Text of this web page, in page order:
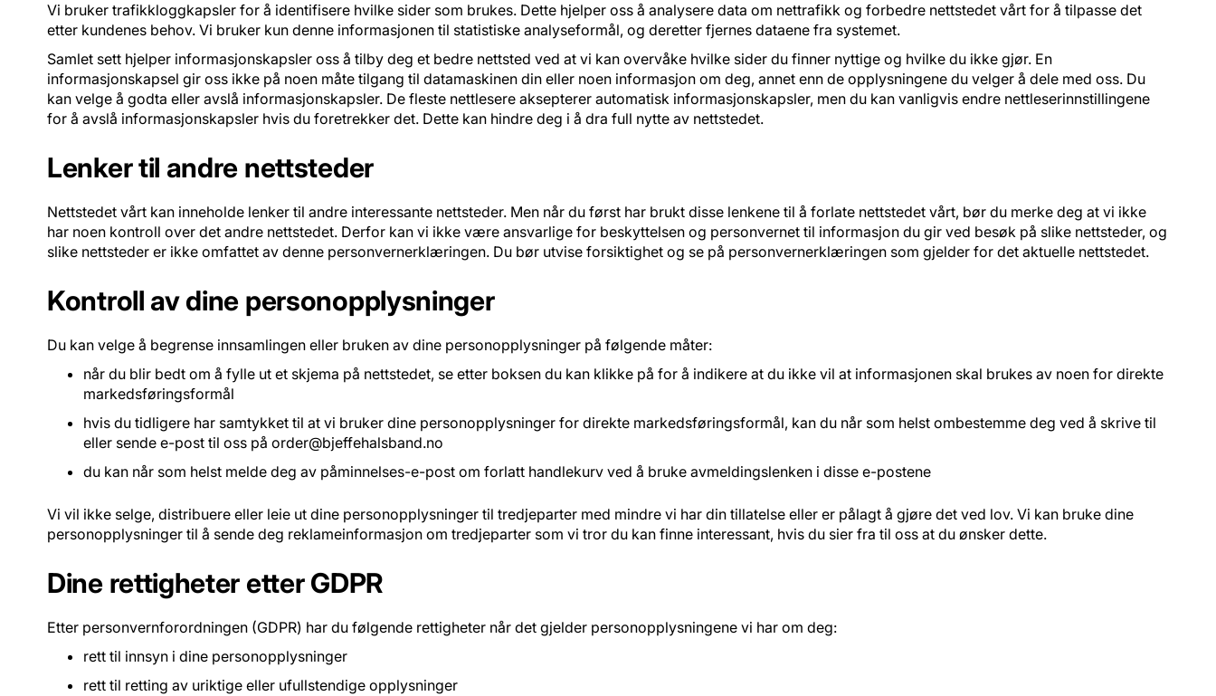
Vi bruker trafikkloggkapsler for å identifisere hvilke sider som brukes. Dette hjelper oss å analysere data om nettrafikk og forbedre nettstedet vårt for å tilpasse det
etter kundenes behov. Vi bruker kun denne informasjonen til statistiske analyseformål, og deretter fjernes dataene fra systemet.
Samlet sett hjelper informasjonskapsler oss å tilby deg et bedre nettsted ved at vi kan overvåke hvilke sider du finner nyttige og hvilke du ikke gjør. En
informasjonskapsel gir oss ikke på noen måte tilgang til datamaskinen din eller noen informasjon om deg, annet enn de opplysningene du velger å dele med oss. Du
kan velge å godta eller avslå informasjonskapsler. De fleste nettlesere aksepterer automatisk informasjonskapsler, men du kan vanligvis endre nettleserinnstillingene
for å avslå informasjonskapsler hvis du foretrekker det. Dette kan hindre deg i å dra full nytte av nettstedet.
Lenker til andre nettsteder
Nettstedet vårt kan inneholde lenker til andre interessante nettsteder. Men når du først har brukt disse lenkene til å forlate nettstedet vårt, bør du merke deg at vi ikke
har noen kontroll over det andre nettstedet. Derfor kan vi ikke være ansvarlige for beskyttelsen og personvernet til informasjon du gir ved besøk på slike nettsteder, og
slike nettsteder er ikke omfattet av denne personvernerklæringen. Du bør utvise forsiktighet og se på personvernerklæringen som gjelder for det aktuelle nettstedet.
Kontroll av dine personopplysninger
Du kan velge å begrense innsamlingen eller bruken av dine personopplysninger på følgende måter:
når du blir bedt om å fylle ut et skjema på nettstedet, se etter boksen du kan klikke på for å indikere at du ikke vil at informasjonen skal brukes av noen for direkte
markedsføringsformål
hvis du tidligere har samtykket til at vi bruker dine personopplysninger for direkte markedsføringsformål, kan du når som helst ombestemme deg ved å skrive til
eller sende e-post til oss på order@bjeffehalsband.no
du kan når som helst melde deg av påminnelses-e-post om forlatt handlekurv ved å bruke avmeldingslenken i disse e-postene
Vi vil ikke selge, distribuere eller leie ut dine personopplysninger til tredjeparter med mindre vi har din tillatelse eller er pålagt å gjøre det ved lov. Vi kan bruke dine
personopplysninger til å sende deg reklameinformasjon om tredjeparter som vi tror du kan finne interessant, hvis du sier fra til oss at du ønsker dette.
Dine rettigheter etter GDPR
Etter personvernforordningen (GDPR) har du følgende rettigheter når det gjelder personopplysningene vi har om deg:
rett til innsyn i dine personopplysninger
rett til retting av uriktige eller ufullstendige opplysninger